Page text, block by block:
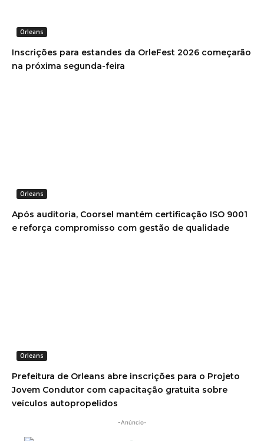
Orleans
Inscrições para estandes da OrleFest 2026 começarão
na próxima segunda-feira
Orleans
Após auditoria, Coorsel mantém certificação ISO 9001
e reforça compromisso com gestão de qualidade
Orleans
Prefeitura de Orleans abre inscrições para o Projeto
Jovem Condutor com capacitação gratuita sobre
veículos autopropelidos
-Anúncio-